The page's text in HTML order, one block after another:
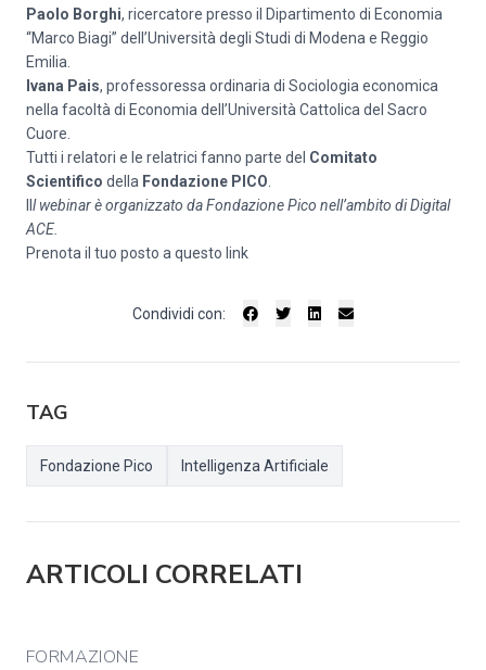
Paolo Borghi, ricercatore presso il Dipartimento di Economia
“Marco Biagi” dell’Università degli Studi di Modena e Reggio
Emilia.
Ivana Pais, professoressa ordinaria di Sociologia economica
nella facoltà di Economia dell’Università Cattolica del Sacro
Cuore.
Tutti i relatori e le relatrici fanno parte del Comitato
Scientifico della Fondazione PICO
l webinar è organizzato da Fondazione Pico nell’ambito di Digital
ACE.
Prenota il tuo posto a questo link
Condividi con:
TAG
Fondazione Pico Intelligenza Artificiale
ARTICOLI CORRELATI
FORMAZIONE